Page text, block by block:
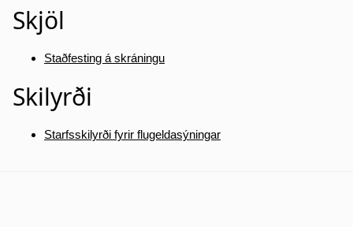
Skjöl
Staðfesting á skráningu
Skilyrði
Starfsskilyrði fyrir flugeldasýningar